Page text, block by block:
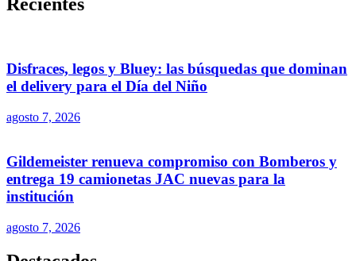
Recientes
Disfraces, legos y Bluey: las búsquedas que dominan
el delivery para el Día del Niño
agosto 7, 2026
Gildemeister renueva compromiso con Bomberos y
entrega 19 camionetas JAC nuevas para la
institución
agosto 7, 2026